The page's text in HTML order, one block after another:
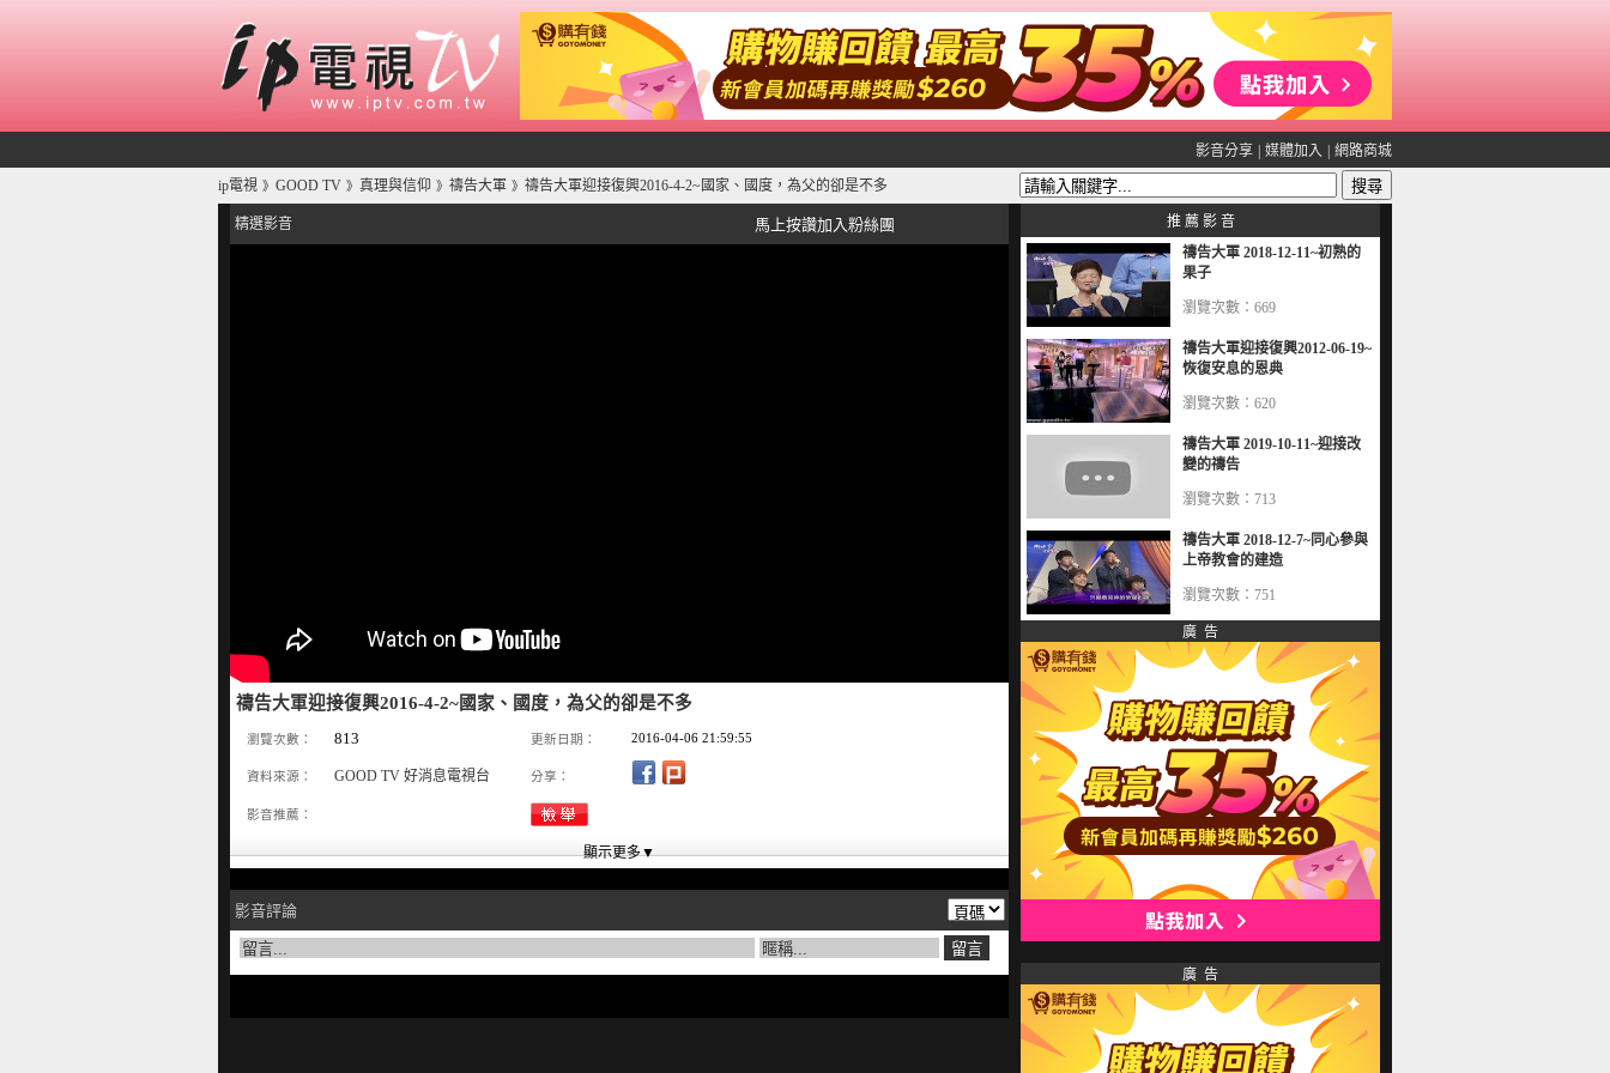
影音分享 媒體加入 網路商城
ip電視 》 GOOD TV 》 真理與信仰 》 禱告大軍 》 禱告大軍迎接復興2016-4-2~國家、國度，為父的卻是不多
精選影音 馬上按讚加入粉絲團
禱告大軍迎接復興2016-4-2~國家、國度，為父的卻是不多
瀏覽次數： 813 更新日期： 2016-04-06 21:59:55
資料來源： GOOD TV 好消息電視台 分享：
影音推薦：
影音評論
推 薦 影 音
禱告大軍 2018-12-11~初熟的
果子
瀏覽次數：669
禱告大軍迎接復興2012-06-19~
恢復安息的恩典
瀏覽次數：620
禱告大軍 2019-10-11~迎接改
變的禱告
瀏覽次數：713
禱告大軍 2018-12-7~同心參與
上帝教會的建造
瀏覽次數：751
廣 告
廣 告